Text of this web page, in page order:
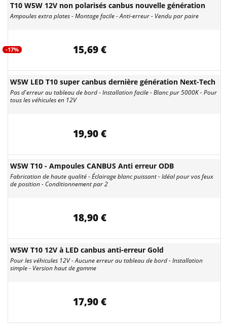
T10 W5W 12V non polarisés canbus nouvelle génération
Ampoules extra plates - Montage facile - Anti-erreur - Vendu par paire
-17% 15,69 €
W5W LED T10 super canbus dernière génération Next-Tech
Pas d'erreur au tableau de bord - Installation facile - Blanc pur 5000K - Pour
tous les véhicules en 12V
19,90 €
W5W T10 - Ampoules CANBUS Anti erreur ODB
Fabrication de haute qualité - Éclairage blanc puissant - Idéal pour vos feux
de position - Conditionnement par 2
18,90 €
W5W T10 12V à LED canbus anti-erreur Gold
Pour les véhicules 12V - Aucune erreur au tableau de bord - Installation
simple - Version haut de gamme
17,90 €